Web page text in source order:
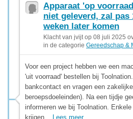
Apparaat 'op
niet geleverd, zal pas
weken later komen
Klacht van jvijt op 08 juli 2025
in de categorie Gereedschap &
Voor een project hebben we een
'uit voorraad' bestellen bij
bankcontact en vragen een
beroepsdoeleinden). Na een tijdje
informeren we bij Toolnation.
krijgen... Lees meer